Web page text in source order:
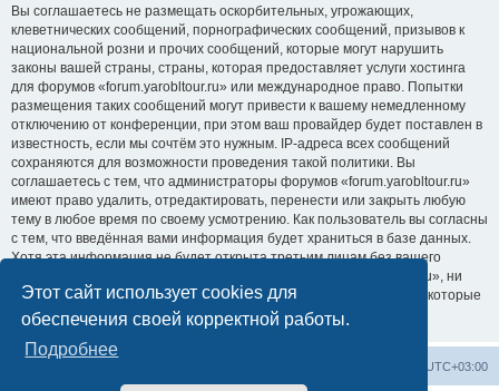
Этот сайт использует cookies для
обеспечения своей корректной работы.
Подробнее
Вы соглашаетесь не размещать оскорбительных, угрожающих,
клеветнических сообщений, порнографических сообщений, призывов к
национальной розни и прочих сообщений, которые могут нарушить
законы вашей страны, страны, которая предоставляет услуги хостинга
для форумов «forum.yarobltour.ru» или международное право. Попытки
размещения таких сообщений могут привести к вашему немедленному
отключению от конференции, при этом ваш провайдер будет поставлен в
известность, если мы сочтём это нужным. IP-адреса всех сообщений
сохраняются для возможности проведения такой политики. Вы
соглашаетесь с тем, что администраторы форумов «forum.yarobltour.ru»
имеют право удалить, отредактировать, перенести или закрыть любую
тему в любое время по своему усмотрению. Как пользователь вы согласны
с тем, что введённая вами информация будет храниться в базе данных.
Хотя эта информация не будет открыта третьим лицам без вашего
разрешения, ни администрация конференции «forum.yarobltour.ru», ни
phpBB Limited не может быть ответственна за действия хакеров, которые
могут привести к несанкционированному доступу к ней.
UTC+03:00